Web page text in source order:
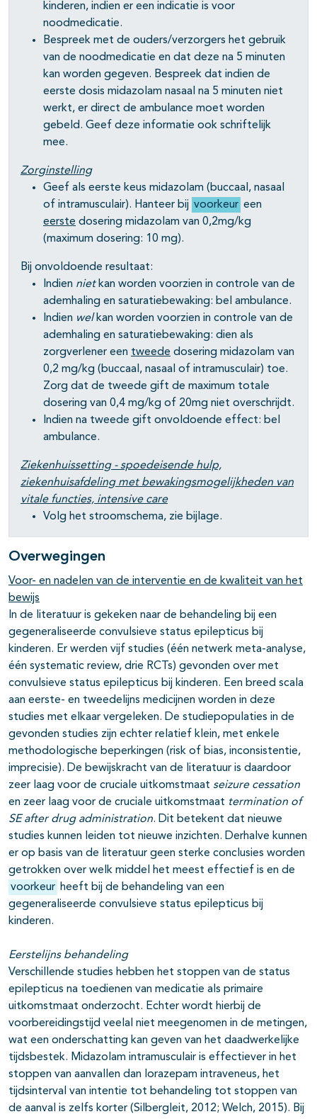
open- en dichtklappen
open- en dichtklappen
open- en dichtklappen
open- en dichtklappen
open- en dichtklappen
open- en dichtklappen
open- en dichtklappen
kinderen, indien er een indicatie is voor
noodmedicatie.
Bespreek met de ouders/verzorgers het gebruik
van de noodmedicatie en dat deze na 5 minuten
kan worden gegeven. Bespreek dat indien de
eerste dosis midazolam nasaal na 5 minuten niet
werkt, er direct de ambulance moet worden
gebeld. Geef deze informatie ook schriftelijk
mee.
Zorginstelling
Geef als eerste keus midazolam (buccaal, nasaal
of intramusculair). Hanteer bij voorkeur een
eerste dosering midazolam van 0,2mg/kg
(maximum dosering: 10 mg).
Bij onvoldoende resultaat:
Indien nietkan worden voorzien in controle van de
ademhaling en saturatiebewaking: bel ambulance.
Indien wel kan worden voorzien in controle van de
ademhaling en saturatiebewaking: dien als
zorgverlener een tweede dosering midazolam van
0,2 mg/kg (buccaal, nasaal of intramusculair) toe.
Zorg dat de tweede gift de maximum totale
dosering van 0,4 mg/kg of 20mg niet overschrijdt.
Indien na tweede gift onvoldoende effect: bel
ambulance.
Ziekenhuissetting - spoedeisende hulp,
ziekenhuisafdeling met bewakingsmogelijkheden van
vitale functies, intensive care
Volg het stroomschema, zie bijlage.
Overwegingen
Voor- en nadelen van de interventie en de kwaliteit van het
bewijs
In de literatuur is gekeken naar de behandeling bij een
gegeneraliseerde convulsieve status epilepticus bij
kinderen. Er werden vijf studies (één netwerk meta-analyse,
één systematic review, drie RCTs) gevonden over met
convulsieve status epilepticus bij kinderen. Een breed scala
aan eerste- en tweedelijns medicijnen worden in deze
studies met elkaar vergeleken. De studiepopulaties in de
gevonden studies zijn echter relatief klein, met enkele
methodologische beperkingen (risk of bias, inconsistentie,
imprecisie). De bewijskracht van de literatuur is daardoor
zeer laag voor de cruciale uitkomstmaat seizure cessation
en zeer laag voor de cruciale uitkomstmaat termination of
SE after drug administration. Dit betekent dat nieuwe
studies kunnen leiden tot nieuwe inzichten. Derhalve kunnen
er op basis van de literatuur geen sterke conclusies worden
getrokken over welk middel het meest effectief is en de
voorkeur heeft bij de behandeling van een
gegeneraliseerde convulsieve status epilepticus bij
kinderen.
Eerstelijns behandeling
Verschillende studies hebben het stoppen van de status
epilepticus na toedienen van medicatie als primaire
uitkomstmaat onderzocht. Echter wordt hierbij de
voorbereidingstijd veelal niet meegenomen in de metingen,
wat een onderschatting kan geven van het daadwerkelijke
tijdsbestek. Midazolam intramusculair is effectiever in het
stoppen van aanvallen dan lorazepam intraveneus, het
tijdsinterval van intentie tot behandeling tot stoppen van
de aanval is zelfs korter (Silbergleit, 2012; Welch, 2015). Bij